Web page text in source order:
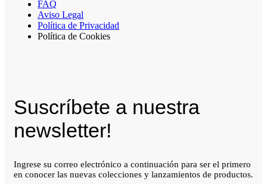
FAQ
Aviso Legal
Política de Privacidad
Política de Cookies
Suscríbete a nuestra
newsletter!
Ingrese su correo electrónico a continuación para ser el primero
en conocer las nuevas colecciones y lanzamientos de productos.